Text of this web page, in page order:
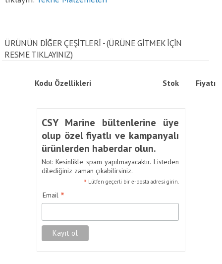
ÜRÜNÜN DİĞER ÇEŞİTLERİ - (ÜRÜNE GITMEK IÇIN
RESME TIKLAYINIZ)
Kodu Özellikleri Stok Fiyatı
CSY Marine bültenlerine üye
olup özel fiyatlı ve kampanyalı
ürünlerden haberdar olun.
Not: Kesinlikle spam yapılmayacaktır. Listeden
dilediğiniz zaman çıkabilirsiniz.
* Lütfen geçerli bir e-posta adresi girin.
Email *